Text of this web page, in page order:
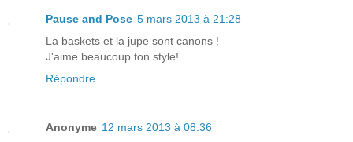
Pause and Pose 5 mars 2013 à 21:28
La baskets et la jupe sont canons !
J'aime beaucoup ton style!
Répondre
Anonyme 12 mars 2013 à 08:36